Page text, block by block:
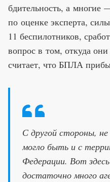
бдительность, а многие
по оценке эксперта,
11 беспилотников,
вопрос в том, откуда
считает, что БПЛА
С другой стороны,
могло быть и с
Федерации. Вот
достаточно много